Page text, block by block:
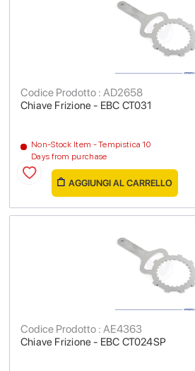
Chiave Frizione - EBC CT031
Codice Prodotto : AD2658
Non-Stock Item - Tempistica 10
Days from purchase
AGGIUNGI AL CARRELLO
Chiave Frizione - EBC CT024SP
Codice Prodotto : AE4363